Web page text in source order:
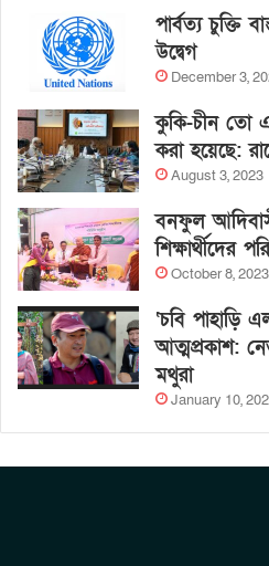
পার্বত্য চুক্তি
উদ্বেগ
December 3,
কুকি-চীন তো
করা হয়েছে:
August 3, 2023
বনফুল
শিক্ষার্থীদের
October 8, 2023
‘চবি পাহাড়ি
আত্মপ্রকাশ:
মথুরা
January 10,